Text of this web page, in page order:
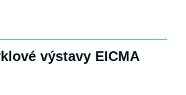
výstavy EICMA